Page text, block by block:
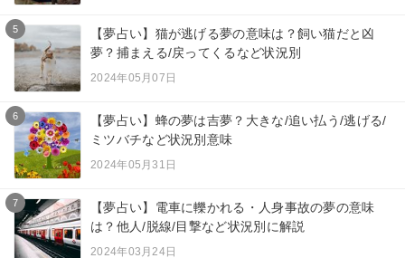
5
【夢占い】猫が逃げる夢の意味は？飼い猫だと凶
夢？捕まえる/戻ってくるなど状況別
2024年05月07日
6
【夢占い】蜂の夢は吉夢？大きな/追い払う/逃げる/
ミツバチなど状況別意味
2024年05月31日
7
【夢占い】電車に轢かれる・人身事故の夢の意味
は？他人/脱線/目撃など状況別に解説
2024年03月24日